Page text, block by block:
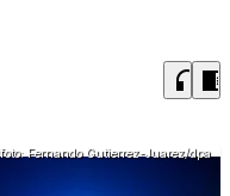
headphones chrome_reader_mode
Fernando Gutierrez-Juarez/dpa